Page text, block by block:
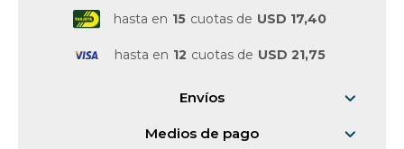
hasta en 15 cuotas de USD 17,40
hasta en 12 cuotas de USD 21,75
Envíos
Medios de pago